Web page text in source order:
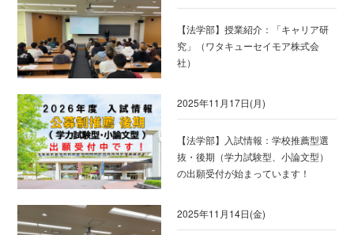
【法学部】授業紹介：「キャリア研
究」（ワタキューセイモア株式会
社）
2025年11月17日(月)
【法学部】入試情報：学校推薦型選
抜・後期（学力試験型、小論文型）
の出願受付が始まっています！
2025年11月14日(金)